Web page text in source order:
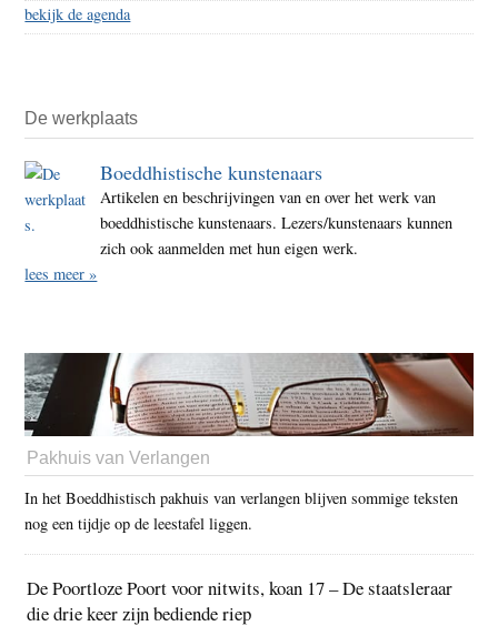
bekijk de agenda
De werkplaats
Boeddhistische kunstenaars
Artikelen en beschrijvingen van en over het werk van
boeddhistische kunstenaars. Lezers/kunstenaars kunnen
zich ook aanmelden met hun eigen werk.
lees meer »
Pakhuis van Verlangen
In het Boeddhistisch pakhuis van verlangen blijven sommige teksten
nog een tijdje op de leestafel liggen.
De Poortloze Poort voor nitwits, koan 17 – De staatsleraar
die drie keer zijn bediende riep